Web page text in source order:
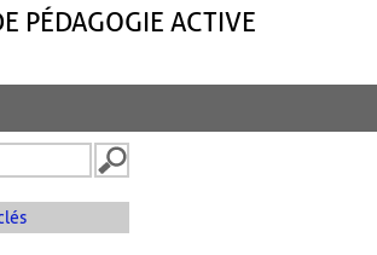
PÉDAGOGIE ACTIVE